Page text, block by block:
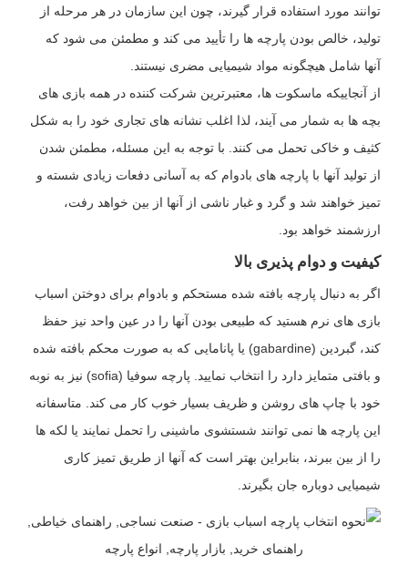
توانند مورد استفاده قرار گیرند، چون این سازمان در هر مرحله از
تولید، خالص بودن پارچه ها را تأیید می کند و مطمئن می شود که
آنها شامل هیچگونه مواد شیمیایی مضری نیستند.
از آنجاییکه ماسکوت ها، معتبرترین شرکت کننده در همه بازی های
بچه ها به شمار می آیند، لذا اغلب نشانه های تجاری خود را به شکل
کثیف و خاکی تحمل می کنند. با توجه به این مسئله، مطمئن شدن
از تولید آنها با پارچه های بادوام که به آسانی دفعات زیادی شسته و
تمیز خواهند شد و گرد و غبار ناشی از آنها از بین خواهد رفت،
ارزشمند خواهد بود.
کیفیت و دوام پذیری بالا
اگر به دنبال پارچه بافته شده مستحکم و بادوام برای دوختن اسباب
بازی های نرم هستید که طبیعی بودن آنها را در عین واحد نیز حفظ
کند، گبردین (gabardine) یا پانامایی که به صورت محکم بافته شده
و بافتی متمایز دارد را انتخاب نمایید. پارچه سوفیا (sofia) نیز به نوبه
خود با چاپ های روشن و ظریف بسیار خوب کار می کند. متاسفانه
این پارچه ها نمی توانند شستشوی ماشینی را تحمل نمایند یا لکه ها
را از بین ببرند، بنابراین بهتر است که آنها از طریق تمیز کاری
شیمیایی دوباره جان بگیرند.